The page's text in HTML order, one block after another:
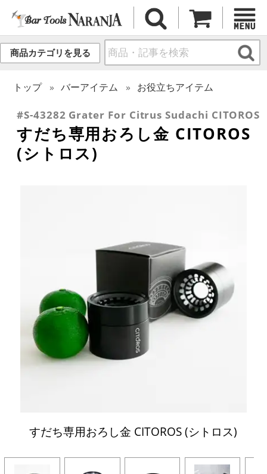
商品カテゴリを見る
トップ バーアイテム お役立ちアイテム
#S-43282 Grater For Citrus Sudachi CITOROS
すだち専用おろし金 CITOROS
(シトロス)
すだち専用おろし金 CITOROS (シトロス)